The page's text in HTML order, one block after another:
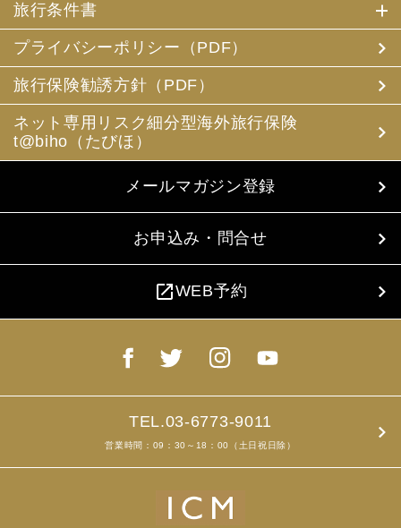
旅行条件書
プライバシーポリシー（PDF）
旅行保険勧誘方針（PDF）
ネット専用リスク細分型海外旅行保険
t@biho（たびほ）
メールマガジン登録
お申込み・問合せ
open_in_newWEB予約
TEL.03-6773-9011
営業時間：09：30～18：00（土日祝日除）